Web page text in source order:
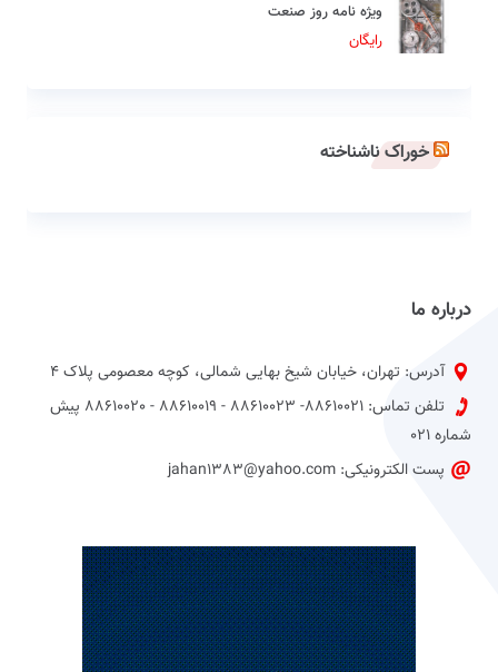
ویژه نامه روز صنعت
رایگان
خوراک ناشناخته
درباره ما
آدرس: تهران، خیابان شیخ بهایی شمالی، کوچه معصومی پلاک 4
تلفن تماس: 88610021- 88610023 - 88610019 - 88610020 پیش
شماره 021
پست الکترونیکی: jahan1383@yahoo.com